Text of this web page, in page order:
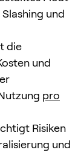
und
die
und
pro
Risiken
und